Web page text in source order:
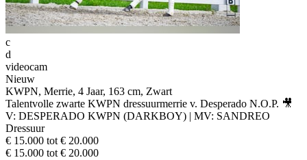
c
d
videocam
Nieuw
KWPN, Merrie, 4 Jaar, 163 cm, Zwart
Talentvolle zwarte KWPN dressuurmerrie v. Desperado N.O.P. 🎥
V: DESPERADO KWPN (DARKBOY) | MV: SANDREO
Dressuur
€ 15.000 tot € 20.000
€ 15.000 tot € 20.000